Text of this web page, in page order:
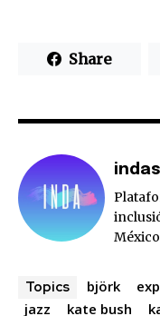
Share
Topics björk
jazz
kate bush